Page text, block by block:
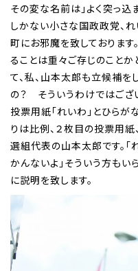
その変な名前は」よく突っ込
しかない小さな国政政党、
町にお邪魔を致しております
ることは重々ご存じのこと
て、私、山本太郎も立候補を
の？ そういうわけではござ
投票用紙「れいわ」とひらが
りは比例、２枚目の投票用
選組代表の山本太郎です。「
かんないよ」そういう方もい
に説明を致します。